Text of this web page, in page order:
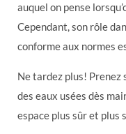
auquel on pense
Cependant, son rôle
conforme aux normes
Ne tardez plus!
des eaux usées dès
espace plus sûr et plus